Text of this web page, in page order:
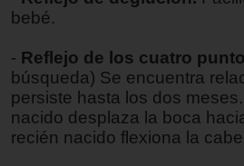
bebé.
- Reflejo de los cuatro
búsqueda) Se encuentra
persiste hasta los dos
nacido desplaza la boca
recién nacido flexiona la